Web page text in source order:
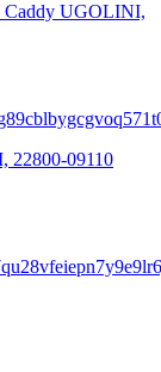
Сaddy UGOLINI,
22800-09110